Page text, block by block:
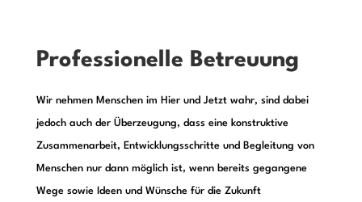
Professionelle Betreuung
Wir nehmen Menschen im Hier und Jetzt wahr, sind dabei
jedoch auch der Überzeugung, dass eine konstruktive
Zusammenarbeit, Entwicklungsschritte und Begleitung von
Menschen nur dann möglich ist, wenn bereits gegangene
Wege sowie Ideen und Wünsche für die Zukunft